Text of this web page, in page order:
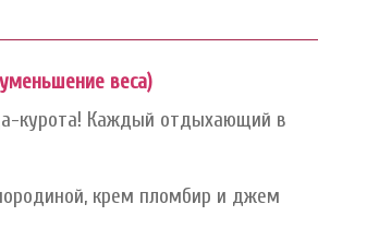
веса)
курота! Каждый отдыхающий в
крем пломбир и джем